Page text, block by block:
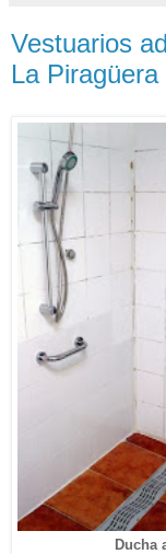
Vestuarios
La Piragüera
Ducha